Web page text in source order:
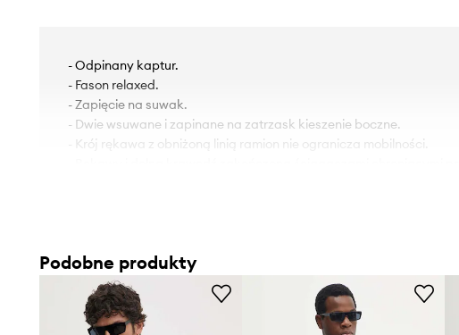
- Odpinany kaptur.
- Fason relaxed.
- Zapięcie na suwak.
- Dwie wsuwane i zapinane na zatrzask kieszenie boczne.
- Krój rękawa z obniżoną linią ramion nie ogranicza mobilności.
- Długość rękawa(mierzona od kaptura): 90 cm.
- Długość: 66 cm.
- Szerokość pod pachami: 60 cm.
- Wymiary podane dla rozmiaru: 48.
Podobne produkty